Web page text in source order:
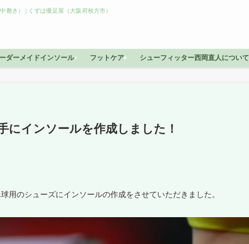
敷き） | くずは優足屋（大阪府枚方市）
ダーメイドインソール フットケア シューフィッター西岡直人について
にインソールを作成しました！
のシューズにインソールの作成をさせていただきました。